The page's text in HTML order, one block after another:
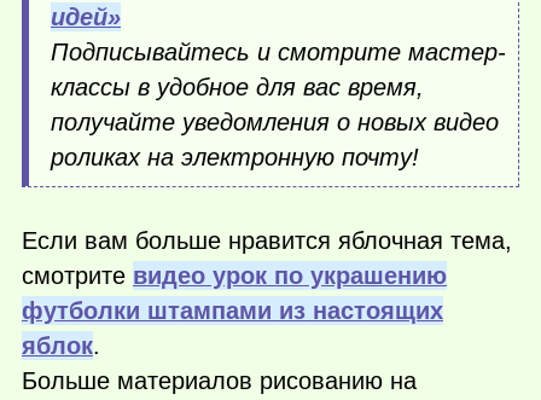
идей»
Подписывайтесь и смотрите мастер-
классы в удобное для вас время,
получайте уведомления о новых видео
роликах на электронную почту!
Если вам больше нравится яблочная тема,
смотрите видео урок по украшению
футболки штампами из настоящих
яблок.
Больше материалов рисованию на